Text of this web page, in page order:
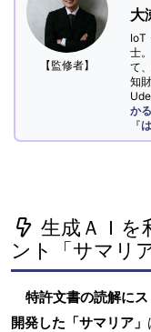
【監修者】
大
IoT
士
て
知
か
『
生成ＡＩを
ント「サマリア
特許文書の読解に
開発した「サマリア」